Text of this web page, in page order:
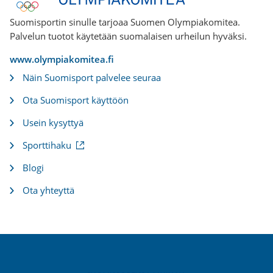
Suomisportin sinulle tarjoaa Suomen Olympiakomitea.
Palvelun tuotot käytetään suomalaisen urheilun hyväksi.
www.olympiakomitea.fi
Näin Suomisport palvelee seuraa
Ota Suomisport käyttöön
Usein kysyttyä
Sporttihaku(
o
i
Blogi
Ota yhteyttä